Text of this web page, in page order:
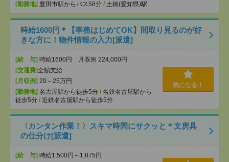
[勤務地] 豊田市駅からバス58分 / 土橋(愛知県)駅
時給1600円＊【事務はじめてOK】間取り見るのが好
きな方に！物件情報の入力[派遣]
[給 与] 時給1600円 月収例 224,000円
[交通費]全額支給
[月収例] 20～25万円
[勤務地] 名古屋駅から徒歩5分 / 名鉄名古屋駅から
徒歩5分 / 近鉄名古屋駅から徒歩5分
気になる！
〈カンタン作業！〉スキマ時間にサクッと＊文房具
の仕分け[派遣]
[給 与] 時給1,500円～1,875円